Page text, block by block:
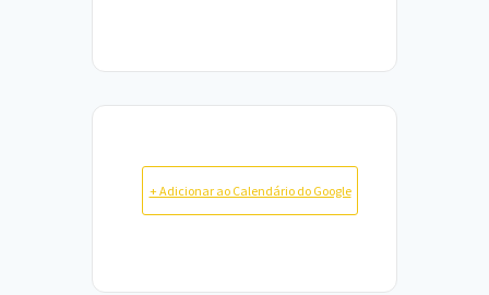
+ Adicionar ao Calendário do Google